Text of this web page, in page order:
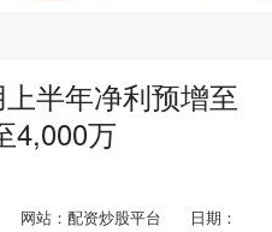
半年净利预增至
4,000万
网站：配资炒股平台
日期：